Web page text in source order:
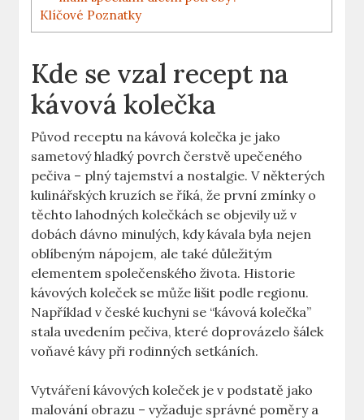
Klíčové Poznatky
Kde se vzal recept na
kávová kolečka
Původ receptu na kávová kolečka je jako
sametový hladký povrch čerstvě upečeného
pečiva – plný tajemství a nostalgie. V některých
kulinářských kruzích se říká, že první zmínky o
těchto lahodných kolečkách se objevily už v
dobách dávno minulých, kdy kávala byla nejen
oblíbeným nápojem, ale také důležitým
elementem společenského života. Historie
kávových koleček se může lišit podle regionu.
Například v české kuchyni se “kávová kolečka”
stala uvedením pečiva, které doprovázelo šálek
voňavé kávy při rodinných setkáních.
Vytváření kávových koleček je v podstatě jako
malování obrazu – vyžaduje správné poměry a